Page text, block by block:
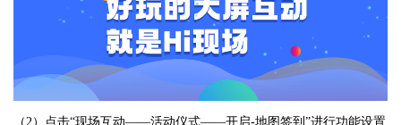
（2）点击“现场互动——活动仪式——开启-地图签到”进行功能设置